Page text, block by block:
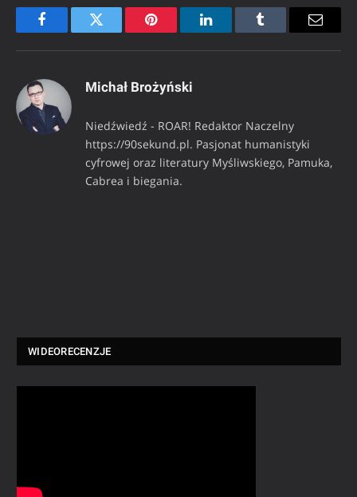
FacebookTwitter Pinterest LinkedInTumblr Email
Michał Brożyński
Niedźwiedź - ROAR! Redaktor Naczelny
https://90sekund.pl. Pasjonat humanistyki
cyfrowej oraz literatury Myśliwskiego, Pamuka,
Cabrea i biegania.
WIDEORECENZJE